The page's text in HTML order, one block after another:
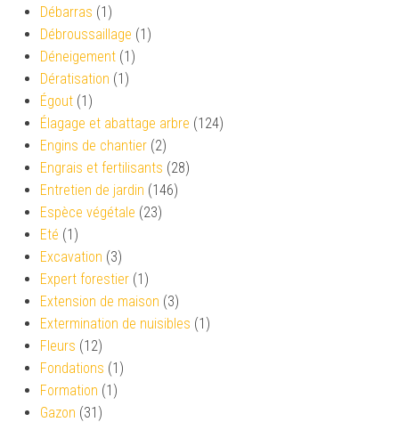
Débarras (1)
Débroussaillage (1)
Déneigement (1)
Dératisation (1)
Égout (1)
Élagage et abattage arbre (124)
Engins de chantier (2)
Engrais et fertilisants (28)
Entretien de jardin (146)
Espèce végétale (23)
Eté (1)
Excavation (3)
Expert forestier (1)
Extension de maison (3)
Extermination de nuisibles (1)
Fleurs (12)
Fondations (1)
Formation (1)
Gazon (31)